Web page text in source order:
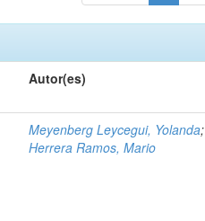
Autor(es)
Meyenberg Leycegui, Yolanda;
Herrera Ramos, Mario